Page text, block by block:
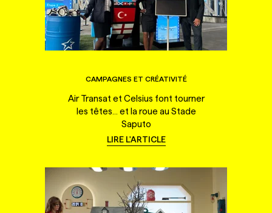
CAMPAGNES ET CRÉATIVITÉ
Air Transat et Celsius font tourner
les têtes... et la roue au Stade
Saputo
LIRE L'ARTICLE